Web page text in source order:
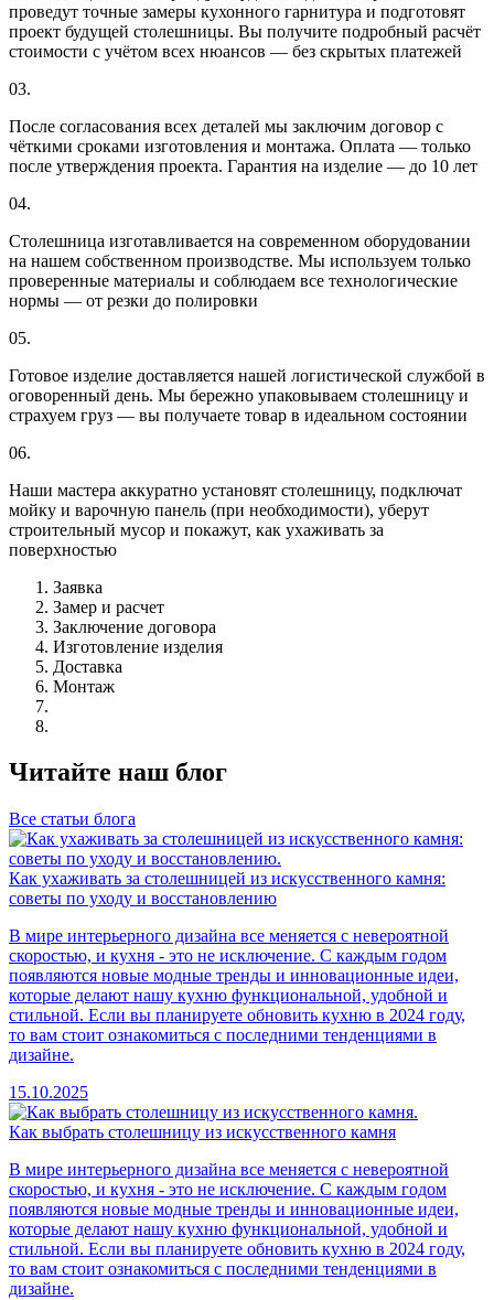
проведут точные замеры кухонного гарнитура и подготовят
проект будущей столешницы. Вы получите подробный расчёт
стоимости с учётом всех нюансов — без скрытых платежей
03.
После согласования всех деталей мы заключим договор с
чёткими сроками изготовления и монтажа. Оплата — только
после утверждения проекта. Гарантия на изделие — до 10 лет
04.
Столешница изготавливается на современном оборудовании
на нашем собственном производстве. Мы используем только
проверенные материалы и соблюдаем все технологические
нормы — от резки до полировки
05.
Готовое изделие доставляется нашей логистической службой в
оговоренный день. Мы бережно упаковываем столешницу и
страхуем груз — вы получаете товар в идеальном состоянии
06.
Наши мастера аккуратно установят столешницу, подключат
мойку и варочную панель (при необходимости), уберут
строительный мусор и покажут, как ухаживать за
поверхностью
Заявка
Замер и расчет
Заключение договора
Изготовление изделия
Доставка
Монтаж
Читайте наш блог
Все статьи блога
Как ухаживать за столешницей из искусственного камня:
советы по уходу и восстановлению
В мире интерьерного дизайна все меняется с невероятной
скоростью, и кухня - это не исключение. С каждым годом
появляются новые модные тренды и инновационные идеи,
которые делают нашу кухню функциональной, удобной и
стильной. Если вы планируете обновить кухню в 2024 году,
то вам стоит ознакомиться с последними тенденциями в
дизайне.
15.10.2025
Как выбрать столешницу из искусственного камня
В мире интерьерного дизайна все меняется с невероятной
скоростью, и кухня - это не исключение. С каждым годом
появляются новые модные тренды и инновационные идеи,
которые делают нашу кухню функциональной, удобной и
стильной. Если вы планируете обновить кухню в 2024 году,
то вам стоит ознакомиться с последними тенденциями в
дизайне.